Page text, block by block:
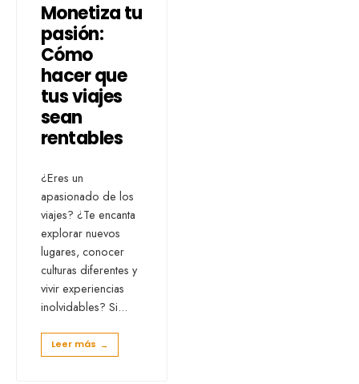
Monetiza tu
pasión:
Cómo
hacer que
tus viajes
sean
rentables
¿Eres un
apasionado de los
viajes? ¿Te encanta
explorar nuevos
lugares, conocer
culturas diferentes y
vivir experiencias
inolvidables? Si...
Leer más →